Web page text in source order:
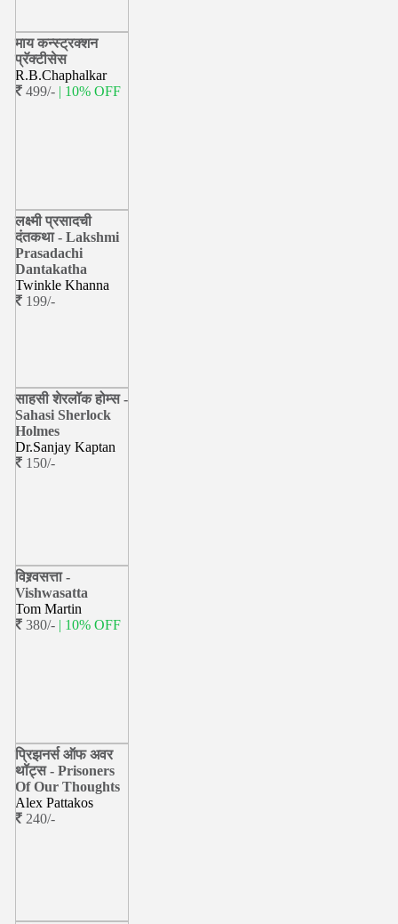
माय कन्स्ट्रक्शन
प्रॅक्टीसेस
R.B.Chaphalkar
499/- | 10% OFF
लक्ष्मी प्रसादची
दंतकथा - Lakshmi
Prasadachi
Dantakatha
Twinkle Khanna
199/-
साहसी शेरलॉक होम्स -
Sahasi Sherlock
Holmes
Dr.Sanjay Kaptan
150/-
विश्र्वसत्ता -
Vishwasatta
Tom Martin
380/- | 10% OFF
प्रिझनर्स ऑफ अवर
थॉट्स - Prisoners
Of Our Thoughts
Alex Pattakos
240/-